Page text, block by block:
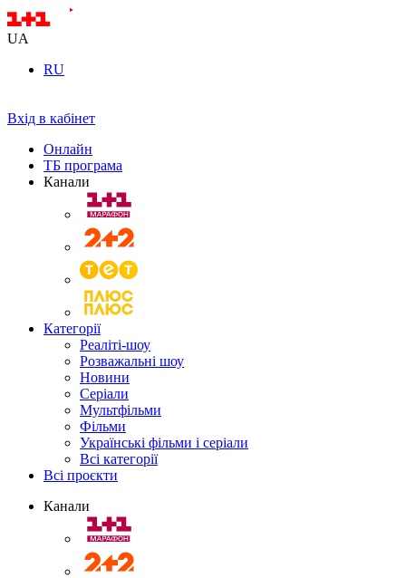
UA
RU
Вхід в кабінет
Онлайн
ТБ програма
Канали
Категорії
Реаліті-шоу
Розважальні шоу
Новини
Серіали
Мультфільми
Фільми
Українські фільми і серіали
Всі категорії
Всі проєкти
Канали